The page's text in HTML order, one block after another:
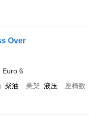
Over
Euro 6
柴油 悬架 液压 座椅数